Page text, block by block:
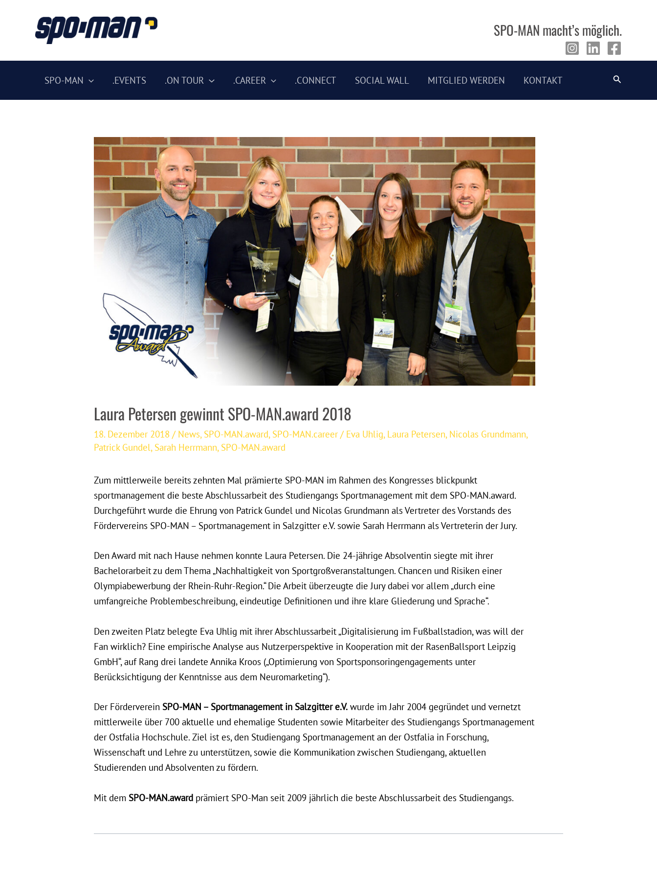
SPO-MAN macht’s möglich.
SPO-MAN .EVENTS .ON TOUR .CAREER .CONNECT SOCIAL WALL MITGLIED WERDEN KONTAKT Suche
Laura Petersen gewinnt SPO-MAN.award 2018
18. Dezember 2018 / News, SPO-MAN.award, SPO-MAN.career/ Eva Uhlig, Laura Petersen, Nicolas Grundmann,
Patrick Gundel, Sarah Herrmann, SPO-MAN.award
Zum mittlerweile bereits zehnten Mal prämierte SPO-MAN im Rahmen des Kongresses blickpunkt
sportmanagement die beste Abschlussarbeit des Studiengangs Sportmanagement mit dem SPO-MAN.award.
Durchgeführt wurde die Ehrung von Patrick Gundel und Nicolas Grundmann als Vertreter des Vorstands des
Fördervereins SPO-MAN – Sportmanagement in Salzgitter e.V. sowie Sarah Herrmann als Vertreterin der Jury.
Den Award mit nach Hause nehmen konnte Laura Petersen. Die 24-jährige Absolventin siegte mit ihrer
Bachelorarbeit zu dem Thema „Nachhaltigkeit von Sportgroßveranstaltungen. Chancen und Risiken einer
Olympiabewerbung der Rhein-Ruhr-Region.“ Die Arbeit überzeugte die Jury dabei vor allem „durch eine
umfangreiche Problembeschreibung, eindeutige Definitionen und ihre klare Gliederung und Sprache“.
Den zweiten Platz belegte Eva Uhlig mit ihrer Abschlussarbeit „Digitalisierung im Fußballstadion, was will der
Fan wirklich? Eine empirische Analyse aus Nutzerperspektive in Kooperation mit der RasenBallsport Leipzig
GmbH“, auf Rang drei landete Annika Kroos („Optimierung von Sportsponsoringengagements unter
Berücksichtigung der Kenntnisse aus dem Neuromarketing“).
Der Förderverein SPO-MAN – Sportmanagement in Salzgitter e.V. wurde im Jahr 2004 gegründet und vernetzt
mittlerweile über 700 aktuelle und ehemalige Studenten sowie Mitarbeiter des Studiengangs Sportmanagement
der Ostfalia Hochschule. Ziel ist es, den Studiengang Sportmanagement an der Ostfalia in Forschung,
Wissenschaft und Lehre zu unterstützen, sowie die Kommunikation zwischen Studiengang, aktuellen
Studierenden und Absolventen zu fördern.
Mit dem SPO-MAN.award prämiert SPO-Man seit 2009 jährlich die beste Abschlussarbeit des Studiengangs.